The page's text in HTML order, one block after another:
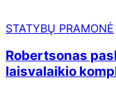
STATYBŲ PRAMONĖ
Robertsonas
laisvalaikio